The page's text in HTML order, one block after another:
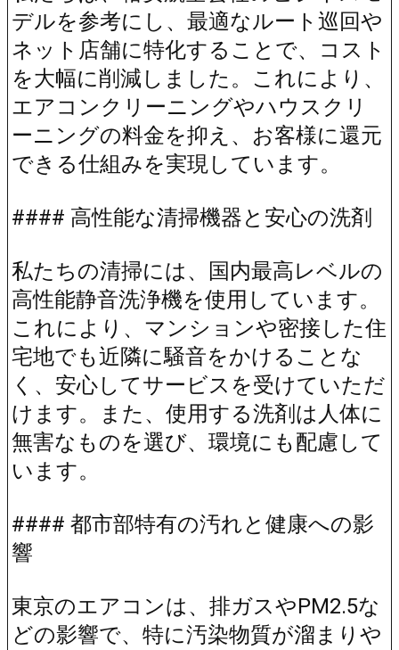
デルを参考にし、最適なルート巡回や
ネット店舗に特化することで、コスト
を大幅に削減しました。これにより、
エアコンクリーニングやハウスクリ
ーニングの料金を抑え、お客様に還元
できる仕組みを実現しています。
#### 高性能な清掃機器と安心の洗剤
私たちの清掃には、国内最高レベルの
高性能静音洗浄機を使用しています。
これにより、マンションや密接した住
宅地でも近隣に騒音をかけることな
く、安心してサービスを受けていただ
けます。また、使用する洗剤は人体に
無害なものを選び、環境にも配慮して
います。
#### 都市部特有の汚れと健康への影
響
東京のエアコンは、排ガスやPM2.5な
どの影響で、特に汚染物質が溜まりや